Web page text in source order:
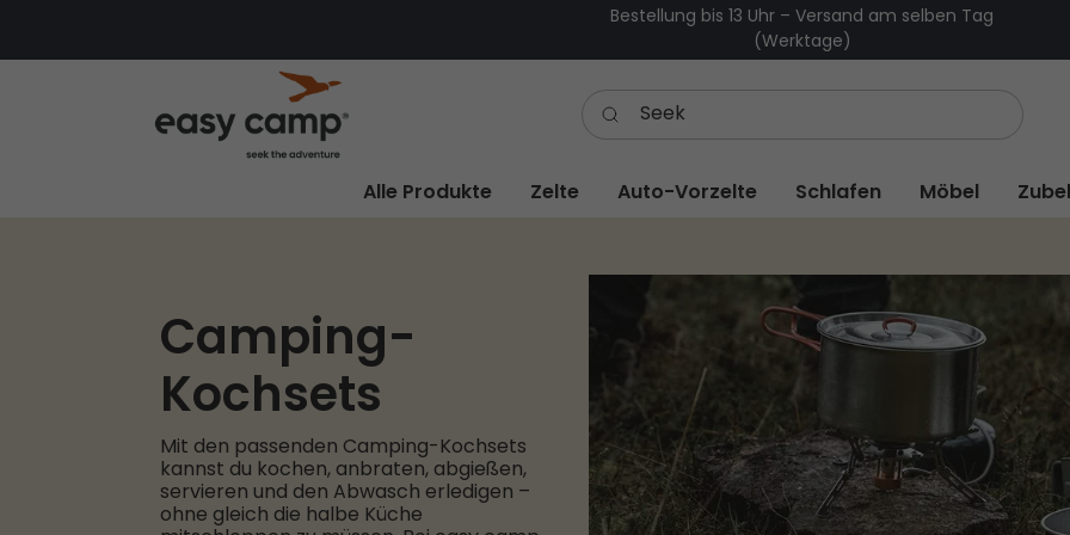
Bestellung bis 13 Uhr – Versand am selben Tag
(Werktage)
Alle Produkte Zelte Auto-Vorzelte Schlafen Möbel
Camping-
Kochsets
Mit den passenden Camping-Kochsets
kannst du kochen, anbraten, abgießen,
servieren und den Abwasch erledigen –
ohne gleich die halbe Küche